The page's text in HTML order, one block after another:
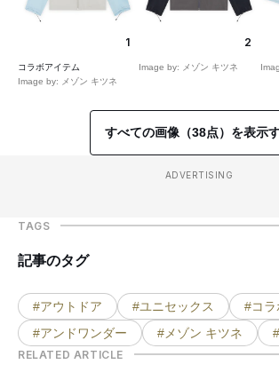
1
コラボアイテム
Image by: メゾン キツネ
2
Image by: メゾン キツネ
すべての画像（38点）を表示
ADVERTISING
TAGS
記事のタグ
#アウトドア #ユニセックス
#コラ
#アンドワンダー
#メゾン キツネ
RELATED ARTICLE